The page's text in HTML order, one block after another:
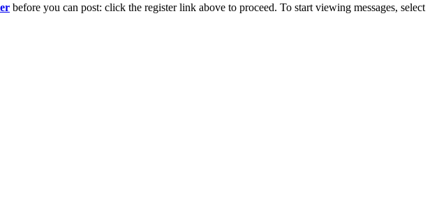
before you can post: click the register link above to proceed. To start viewing messages, select